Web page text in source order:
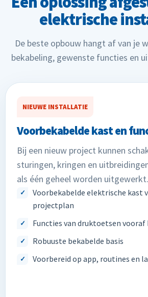
elektrische
De beste opbouw hangt af van je
bekabeling, gewenste functies en
NIEUWE INSTALLATIE
Voorbekabelde kast en
Bij een nieuw project kunnen
sturingen, kringen en
als één geheel worden uitgewerkt.
Voorbekabelde elektrische kast
projectplan
Functies van druktoetsen vooraf
Robuuste bekabelde basis
Voorbereid op app, routines en